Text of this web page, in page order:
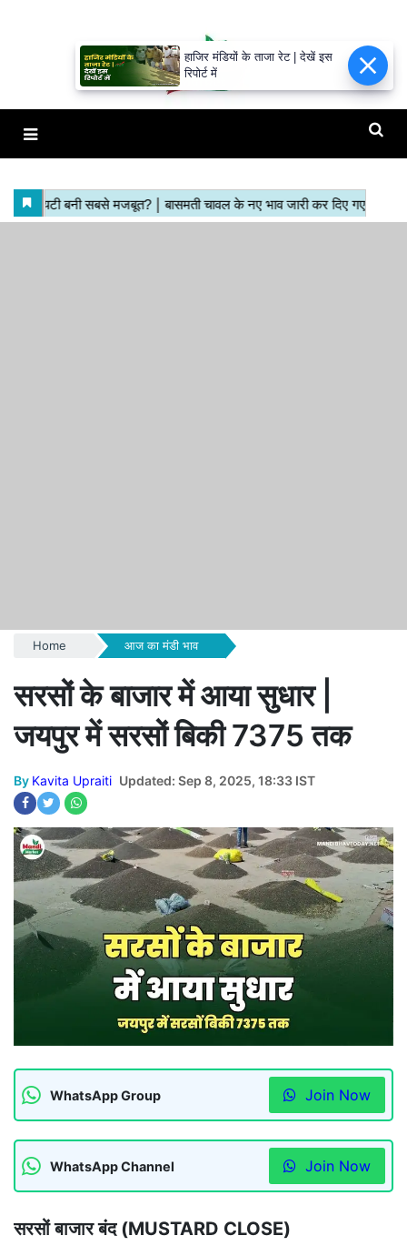
Home आज का मंडी भाव
सरसों के बाजार में आया सुधार |
जयपुर में सरसों बिकी 7375 तक
By Kavita Upraiti Updated: Sep 8, 2025, 18:33 IST
WhatsApp Group Join Now
WhatsApp Channel Join Now
सरसों बाजार बंद (MUSTARD CLOSE)
हाजिर मंडियों के ताजा रेट | देखें इस
रिपोर्ट में